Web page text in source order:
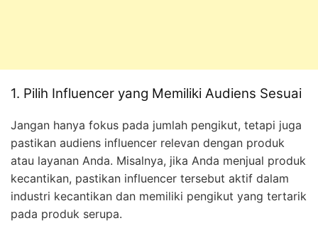
1. Pilih Influencer yang Memiliki Audiens Sesuai
Jangan hanya fokus pada jumlah pengikut, tetapi juga
pastikan audiens influencer relevan dengan produk
atau layanan Anda. Misalnya, jika Anda menjual produk
kecantikan, pastikan influencer tersebut aktif dalam
industri kecantikan dan memiliki pengikut yang tertarik
pada produk serupa.